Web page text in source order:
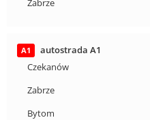
A1
autostrada A1
Czekanów
Zabrze
Bytom